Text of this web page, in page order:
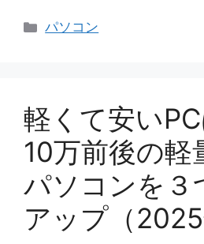
カ
パソコン
軽くて安いPC
10万前後の軽
パソコンを３
アップ（2025